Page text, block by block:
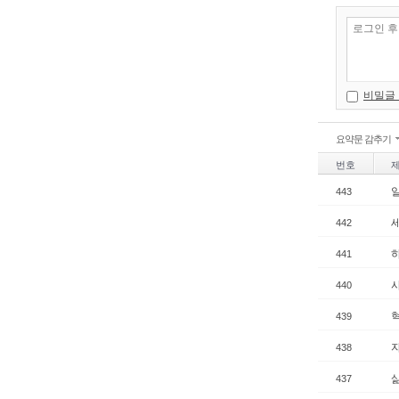
비밀글
요약문 감추기
번호
443
442
441
440
439
438
437